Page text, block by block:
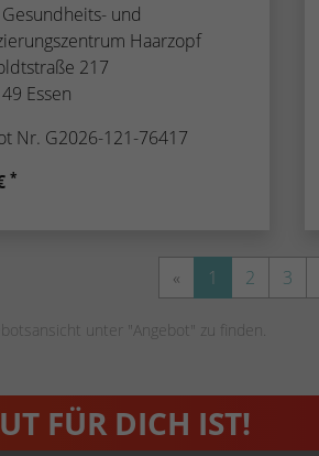
und
Haarzopf
217
Essen
Nr. G2026-121-76417
*
« 1 2 3
unter "Angebot" zu finden.
FÜR DICH IST!